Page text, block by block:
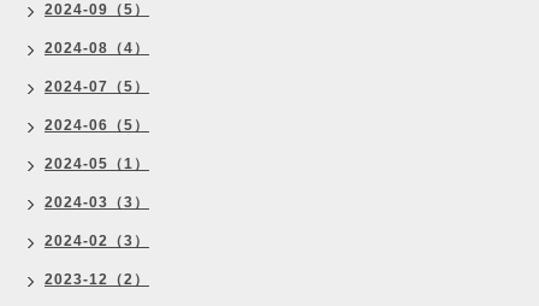
2024-09（5）
2024-08（4）
2024-07（5）
2024-06（5）
2024-05（1）
2024-03（3）
2024-02（3）
2023-12（2）